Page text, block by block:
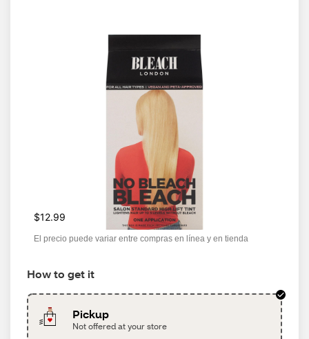
$12.99
El precio puede variar entre compras en línea y en tienda
How to get it
Pickup
Not offered at your store